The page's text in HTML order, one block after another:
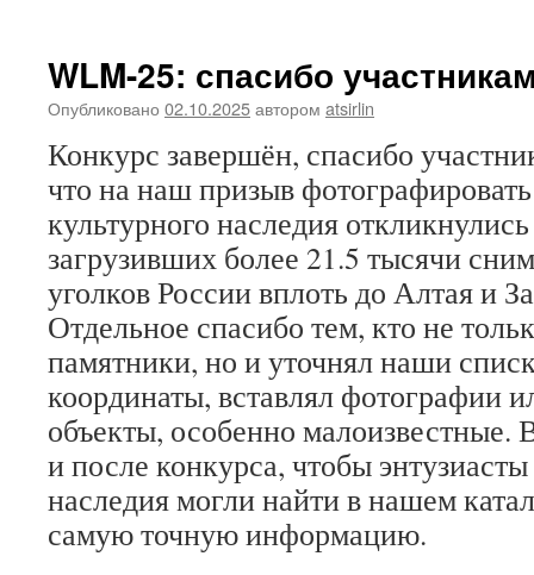
опубликован
WLM-25: спасибо
Опубликовано 02.10.2025автором atsirlin
Конкурс завершён, спасибо
что на наш призыв
культурного наследия
загрузивших более 21.5 тысячи
уголков России вплоть до Алтая и
Отдельное спасибо тем, кто не
памятники, но и уточнял наши
координаты, вставлял фотографии
объекты, особенно малоизвестные.
и после конкурса, чтобы
наследия могли найти в нашем
самую точную информацию.